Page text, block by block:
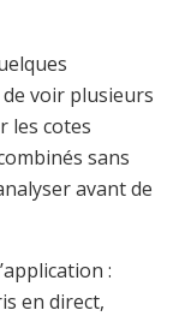
voir plusieurs
les cotes
sans
avant de
:
en direct,